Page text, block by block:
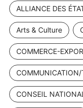
ALLIANCE DES
Arts & Culture
COMMERCE-
CONSEIL